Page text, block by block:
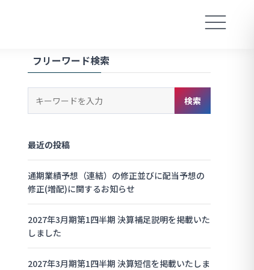
フリーワード検索
ド
検
索
検索
最近の投稿
通期業績予想（連結）の修正並びに配当予想の
修正(増配)に関するお知らせ
2027年3月期第1四半期 決算補足説明を掲載いた
しました
2027年3月期第1四半期 決算短信を掲載いたしま